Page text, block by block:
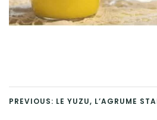
PREVIOUS: LE YUZU, L’AGRUME